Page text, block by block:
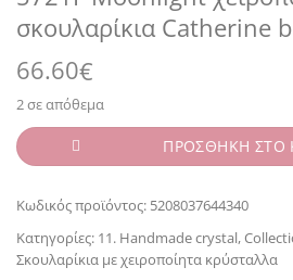
σκουλαρίκια Catherine
66.60€
2 σε απόθεμα
ΠΡΟΣΘΗΚΗ ΣΤΟ
Κωδικός προϊόντος: 5208037644340
Κατηγορίες: 11. Handmade crystal,
Σκουλαρίκια με χειροποίητα κρύσταλλα